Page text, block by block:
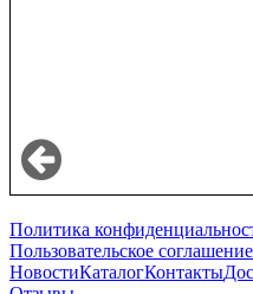
Политика
Пользовательское соглашение
НовостиКаталогКонтакты